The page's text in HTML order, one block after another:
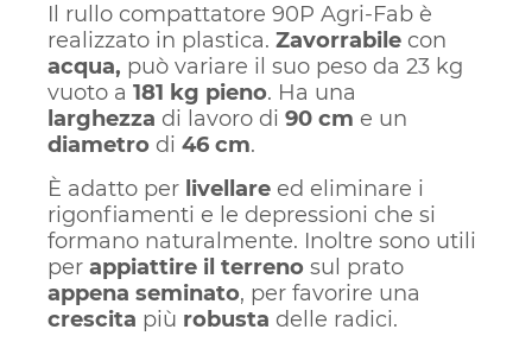
Il rullo compattatore 90P Agri-Fab è
realizzato in plastica. Zavorrabile con
acqua, può variare il suo peso da 23 kg
vuoto a 181 kg pieno. Ha una
larghezza di lavoro di 90 cm e un
diametro di 46 cm.
È adatto per livellare ed eliminare i
rigonfiamenti e le depressioni che si
formano naturalmente. Inoltre sono utili
per appiattire il terreno sul prato
appena seminato, per favorire una
crescita più robusta delle radici.